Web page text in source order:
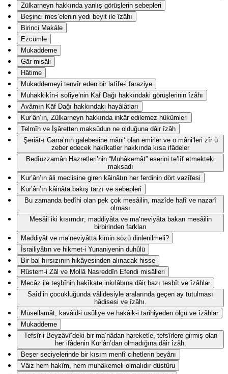
Zülkarneyn hakkında yanlış görüşlerin sebepleri
Beşinci mes’elenin yedi beyit ile îzâhı
Birinci Makāle
Ezcümle
Mukaddeme
Gār misâli
Hâtime
Mukaddemeyi tenvîr eden bir latîfe-i faraziye
Muhakkikîn-i sofiye’nin Kāf Dağı hakkındaki görüşlerinin îzâhı
Avâmın Kāf Dağı hakkındaki hayâlâtları
Kur’ân’ın, Zülkarneyn hakkında inkâr edilemez hükümleri
Telmîh ve İşâretten maksûdun ne olduğuna dâir îzâh
Şeriât-ı Garra’nın galebesine mâni‘ olan emirler ve o mâni‘leri zîr ü
zeber edecek hakîkatler hakkında kısa ifâdeler
Bedîüzzamân Hazretleri’nin “Muhâkemât” eserini te’lîf etmekteki
maksadı
Kur’ân’ın âli meclisine giren kâinâtın her ferdinin dört vazîfesi
Kur’ân’ın kâinâta bakış tarzı ve sebepleri
Bu zamanda bedîhi olan pek çok mesâilin, mazîde hafî ve nazarî
olması
Mesâil iki kısımdır; maddiyâta ve ma‘neviyâta bakan mesâilin
birbirinden farkları
Maddiyât ve ma‘neviyâtta kimin sözü dinlenilmeli?
İsrailiyâtın ve hikmet-i Yunaniyenin duhûlü
Bir bal hırsızının hikâyesinden alınacak hisse
Rüstem-i Zâl ve Mollâ Nasreddîn Efendi misâlleri
Mecâz ile teşbîhin hakîkate inkılâbına dâir bazı tesbît ve îzâhlar
Saîd’in çocukluğunda vâlidesiyle aralarında geçen ay tutulması
hâdisesi ve îzâhı.
Müsellamât, kavâid-i usûliye ve hakâik-i tarihiyeden ölçü ve îzâhlar
Mukaddeme
Tefsîr-i Beyzâvî’deki bir ma‘nâdan hareketle, tefsîrlere girmiş olan
her ifâdenin Kur’ân’dan olmadığına dâir îzâh.
Beşer seciyelerinde bir kısım menfî cihetlerin beyânı
Vâiz hem hakîm, hem muhâkemeli olmalıdır düstûru